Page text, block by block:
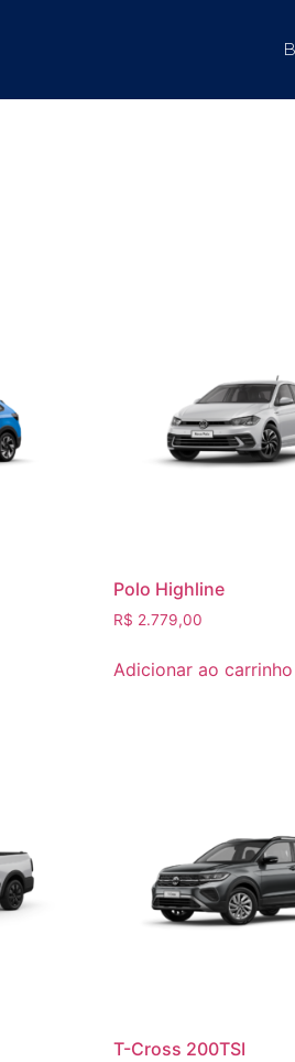
Polo Highline
R$ 2.779,00
Adicionar ao carrinho
T-Cross 200TSI